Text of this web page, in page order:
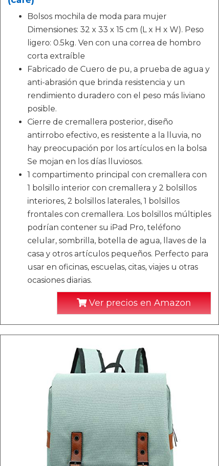
Bolsos mochila de moda para mujer
Dimensiones: 32 x 33 x 15 cm (L x H x W). Peso
ligero: 0.5kg. Ven con una correa de hombro
corta extraíble
Fabricado de Cuero de pu, a prueba de agua y
anti-abrasión que brinda resistencia y un
rendimiento duradero con el peso más liviano
posible.
Cierre de cremallera posterior, diseño
antirrobo efectivo, es resistente a la lluvia, no
hay preocupación por los artículos en la bolsa
Se mojan en los días lluviosos.
1 compartimento principal con cremallera con
1 bolsillo interior con cremallera y 2 bolsillos
interiores, 2 bolsillos laterales, 1 bolsillos
frontales con cremallera. Los bolsillos múltiples
podrían contener su iPad Pro, teléfono
celular, sombrilla, botella de agua, llaves de la
casa y otros artículos pequeños. Perfecto para
usar en oficinas, escuelas, citas, viajes u otras
ocasiones diarias.
Ver precios en Amazon